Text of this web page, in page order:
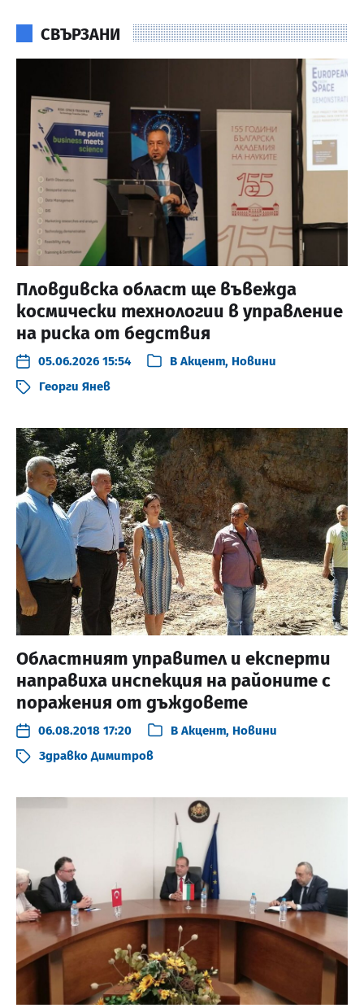
СВЪРЗАНИ
Пловдивска област ще въвежда
космически технологии в управление
на риска от бедствия
05.06.2026 15:54 В Акцент, Новини
Георги Янев
Областният управител и експерти
направиха инспекция на районите с
поражения от дъждовете
06.08.2018 17:20 В Акцент, Новини
Здравко Димитров